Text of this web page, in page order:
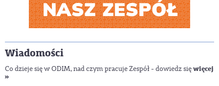
Wiadomości
Co dzieje się w ODIM, nad czym pracuje Zespół - dowiedz sięwięcej
»